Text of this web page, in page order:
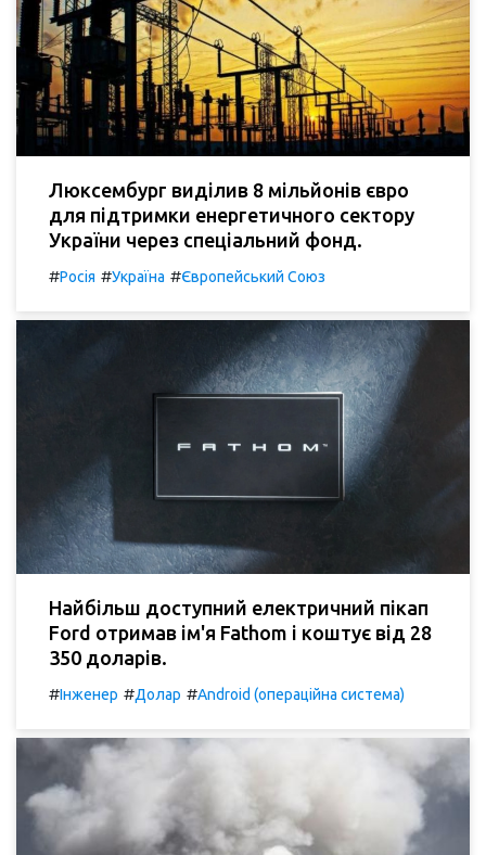
Люксембург виділив 8 мільйонів євро
для підтримки енергетичного сектору
України через спеціальний фонд.
#Росія #Україна #Європейський Союз
Найбільш доступний електричний пікап
Ford отримав ім'я Fathom і коштує від 28
350 доларів.
#Інженер #Долар #Android (операційна система)